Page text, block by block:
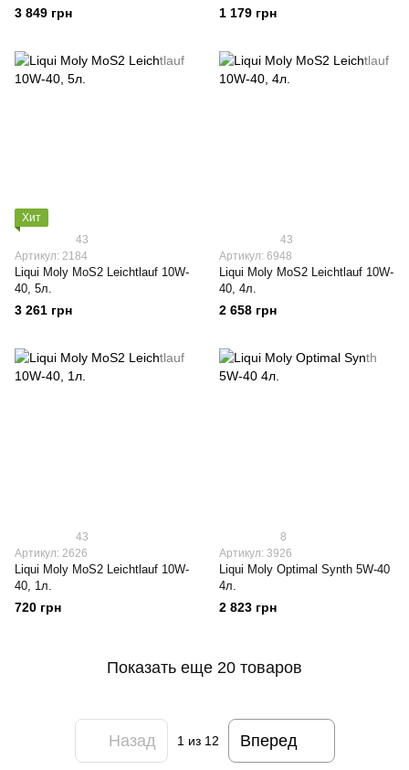
3 849 грн 1 179 грн
Хит
43
Артикул: 2184
Liqui Moly МoS2 Leichtlauf 10W-
40, 5л.
3 261 грн
43
Артикул: 6948
Liqui Moly МoS2 Leichtlauf 10W-
40, 4л.
2 658 грн
43
Артикул: 2626
Liqui Moly МoS2 Leichtlauf 10W-
40, 1л.
720 грн
8
Артикул: 3926
Liqui Moly Optimal Synth 5W-40
4л.
2 823 грн
Показать еще 20 товаров
Назад 1 из 12 Вперед